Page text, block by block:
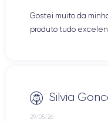
Gostei muito da
produto tudo
Silvia
29/05/26